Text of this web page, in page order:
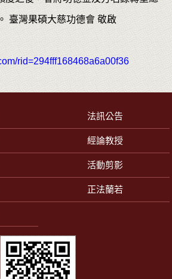
臺灣果碩大慈功德會 敬啟
rid=294fff168468a6a00f36
法訊公告
經論教授
活動剪影
正法蘭若